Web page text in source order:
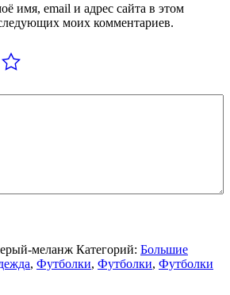
имя, email и адрес сайта в этом
моих комментариев.
меланж Категорий: Большие
, Футболки, Футболки, Футболки